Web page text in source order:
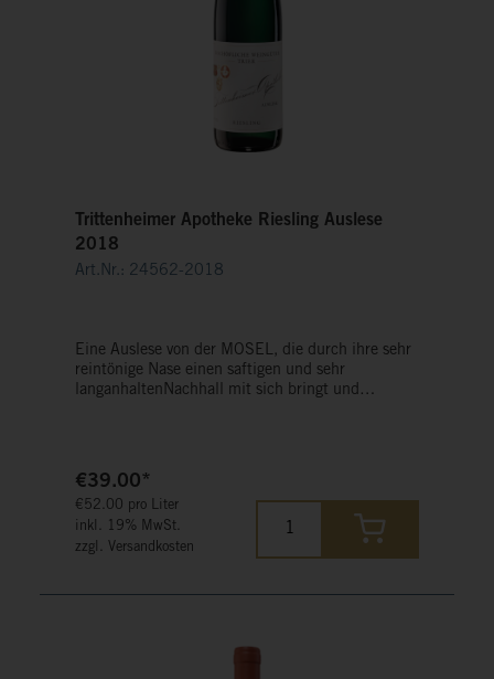
Trittenheimer Apotheke Riesling Auslese
2018
Art.Nr.: 24562-2018
Eine Auslese von der MOSEL, die durch ihre sehr
reintönige Nase einen saftigen und sehr
langanhaltenNachhall mit sich bringt und
raffiniertem Säurespiel.
€39.00*
€52.00 pro Liter
inkl. 19% MwSt.
zzgl. Versandkosten